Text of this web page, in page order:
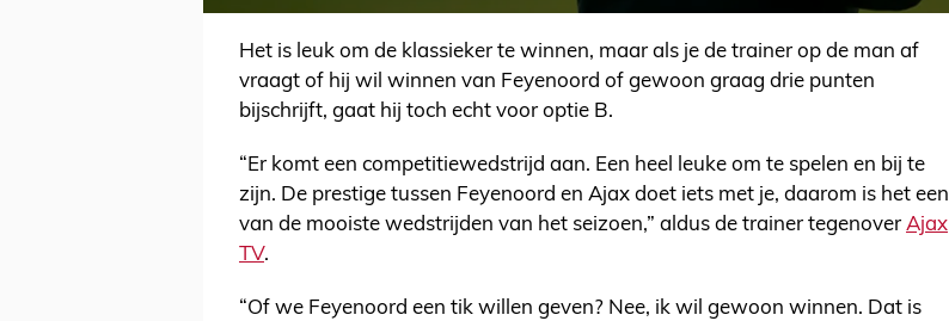
Het is leuk om de klassieker te winnen, maar als je de trainer op de man af
vraagt of hij wil winnen van Feyenoord of gewoon graag drie punten
bijschrijft, gaat hij toch echt voor optie B.
“Er komt een competitiewedstrijd aan. Een heel leuke om te spelen en bij te
zijn. De prestige tussen Feyenoord en Ajax doet iets met je, daarom is het een
van de mooiste wedstrijden van het seizoen,” aldus de trainer tegenover Ajax
TV.
“Of we Feyenoord een tik willen geven? Nee, ik wil gewoon winnen. Dat is